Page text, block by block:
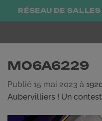
PasserRÉSEAU DE
MO6A6229
Publié 15 mai 2023 à
Aubervilliers ! Un